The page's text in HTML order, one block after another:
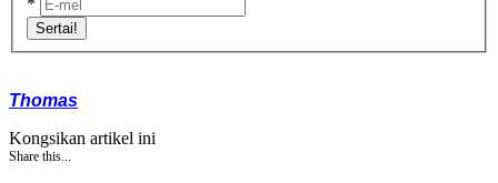
Sertai!
Thomas
Kongsikan artikel ini
Share this...